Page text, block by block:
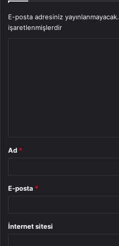
E-posta adresiniz yayınlanmayacak.
işaretlenmişlerdir
Ad *
E-posta *
İnternet sitesi